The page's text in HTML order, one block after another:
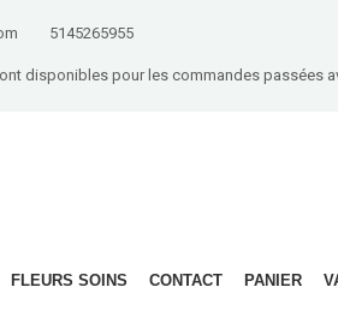
5145265955
disponibles pour les commandes passées
FLEURS SOINS CONTACT PANIER